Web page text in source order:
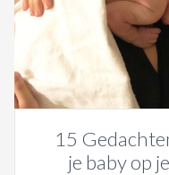
15
je baby op